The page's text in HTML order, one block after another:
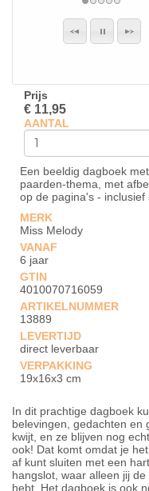
Prijs
€ 11,95
AANTAL
Een beeldig dagboek
paarden-thema, met
op de pagina's - inclusief
MERK
Miss Melody
VANAF
6 jaar
GTIN
4010070716059
ARTIKELNUMMER
13889
LEVERTIJD
direct leverbaar
VERPAKKING
19x16x3 cm
In dit prachtige dagboek
belevingen, gedachten en
kwijt, en ze blijven nog
ook! Dat komt omdat je
af kunt sluiten met een
hangslot, waar alleen jij de
hebt. Het dagboek is ook